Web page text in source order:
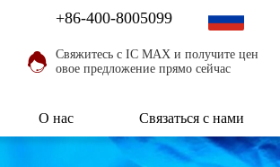
+86-400-8005099
Свяжитесь с IC MAX и получите цен
овое предложение прямо сейчас
О нас Связаться с нами